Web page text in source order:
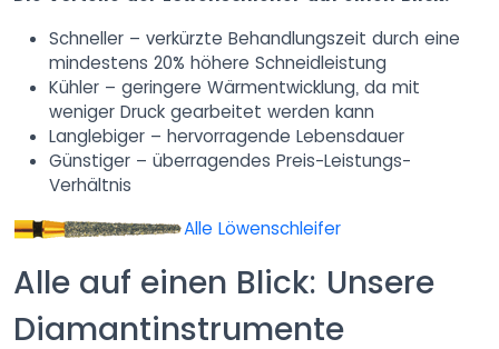
Schneller – verkürzte Behandlungszeit durch eine
mindestens 20% höhere Schneidleistung
Kühler – geringere Wärmentwicklung, da mit
weniger Druck gearbeitet werden kann
Langlebiger – hervorragende Lebensdauer
Günstiger – überragendes Preis-Leistungs-
Verhältnis
Alle Löwenschleifer
Alle auf einen Blick: Unsere
Diamantinstrumente